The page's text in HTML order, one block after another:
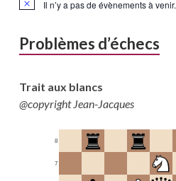
Il n’y a pas de évènements à venir.
Problèmes d’échecs
Trait aux blancs
@copyright Jean-Jacques
7
8